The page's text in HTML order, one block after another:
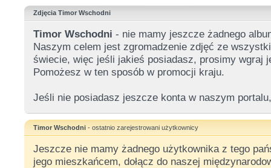
Zdjęcia Timor Wschodni
Timor Wschodni - nie mamy jeszcze żadnego
Naszym celem jest zgromadzenie zdjęć ze
świecie, więc jeśli jakieś posiadasz, prosimy wgraj
Pomożesz w ten sposób w promocji kraju.
Jeśli nie posiadasz jeszcze konta w naszym
Timor Wschodni - ostatnio zarejestrowani użytkownicy
Jeszcze nie mamy żadnego użytkownika z tego
jego mieszkańcem, dołącz do naszej